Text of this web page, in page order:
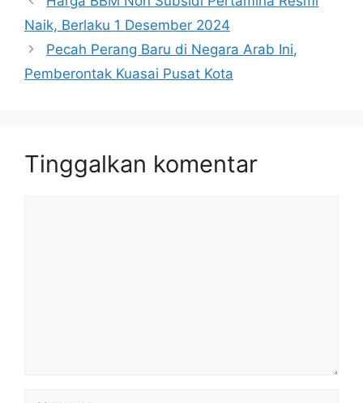
Naik, Berlaku 1 Desember 2024
Pecah Perang Baru di Negara Arab Ini,
Pemberontak Kuasai Pusat Kota
Tinggalkan komentar